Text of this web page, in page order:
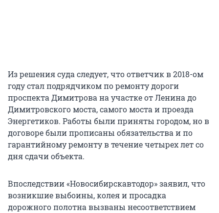
Из решения суда следует, что ответчик в 2018-ом
году стал подрядчиком по ремонту дороги
проспекта Димитрова на участке от Ленина до
Димитровского моста, самого моста и проезда
Энергетиков. Работы были приняты городом, но в
договоре были прописаны обязательства и по
гарантийному ремонту в течение четырех лет со
дня сдачи объекта.
Впоследствии «Новосибирскавтодор» заявил, что
возникшие выбоины, колея и просадка
дорожного полотна вызваны несоответствием